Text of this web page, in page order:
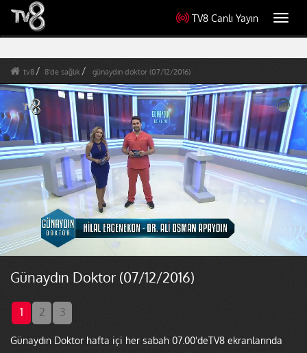
TV8 Canlı Yayın
tv8 8'de sağlık günaydın doktor (07/12/2016)
Günaydın Doktor (07/12/2016)
1 2 3
Günaydın Doktor hafta içi her sabah 07.00'deTV8 ekranlarında